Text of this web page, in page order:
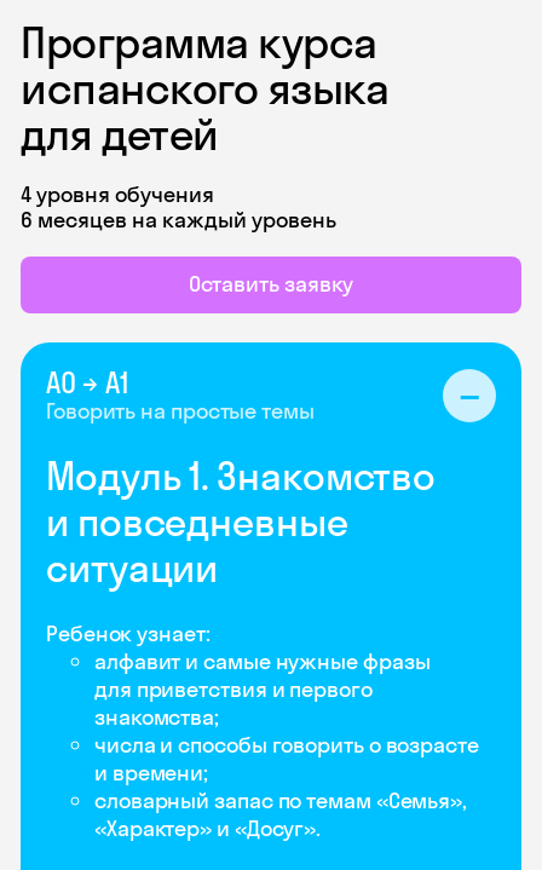
Программа курса
испанского языка
для детей
4 уровня обучения
6 месяцев на каждый уровень
Оставить заявку
А0 → А1
Говорить на простые темы
Модуль 1. Знакомство
и повседневные
ситуации
Ребенок узнает:
алфавит и самые нужные фразы
для приветствия и первого
знакомства;
числа и способы говорить о возрасте
и времени;
словарный запас по темам «Семья»,
«Характер» и «Досуг».